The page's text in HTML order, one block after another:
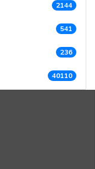
2144
541
236
40110